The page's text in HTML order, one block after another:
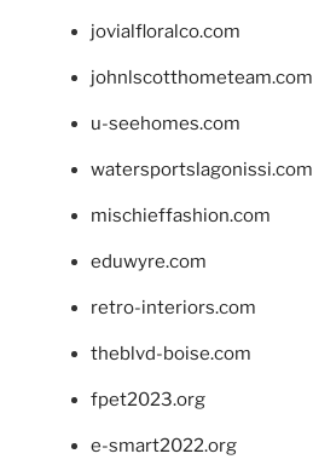
jovialfloralco.com
johnlscotthometeam.com
u-seehomes.com
watersportslagonissi.com
mischieffashion.com
eduwyre.com
retro-interiors.com
theblvd-boise.com
fpet2023.org
e-smart2022.org